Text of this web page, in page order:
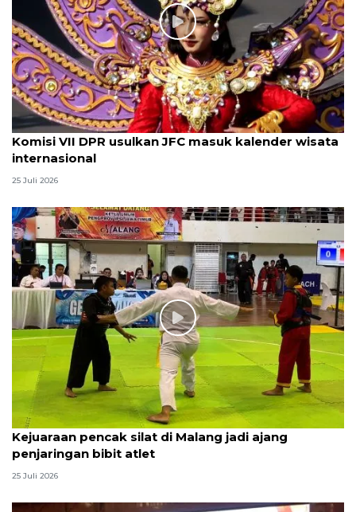
Komisi VII DPR usulkan JFC masuk kalender wisata
internasional
25 Juli 2026
Kejuaraan pencak silat di Malang jadi ajang
penjaringan bibit atlet
25 Juli 2026